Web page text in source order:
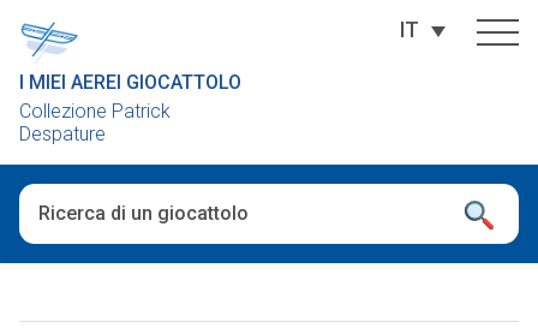
I MIEI AEREI GIOCATTOLO
Collezione Patrick
Despature
IT